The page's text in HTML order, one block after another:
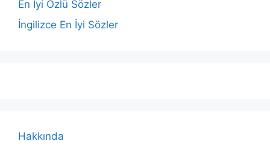
En İyi Özlü Sözler
İngilizce En İyi Sözler
Hakkında